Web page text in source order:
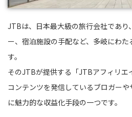
JTBは、日本最大級の旅行会社であり
ー、宿泊施設の手配など、多岐にわ
す。
そのJTBが提供する「JTBアフィリエ
コンテンツを発信しているブロガー
に魅力的な収益化手段の一つです。